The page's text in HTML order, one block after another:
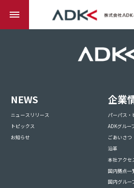
NEWS
ニュースリリース
トピックス
お知らせ
企業
パーパス・
ADKグルー
ごあいさつ
沿革
本社アクセ
国内拠点一
国内グルー